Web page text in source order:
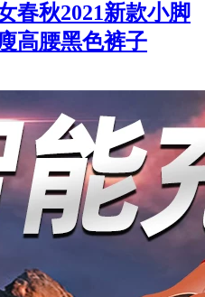
春秋2021新款小脚
高腰黑色裤子